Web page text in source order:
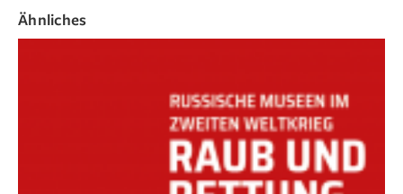
Ähnliches